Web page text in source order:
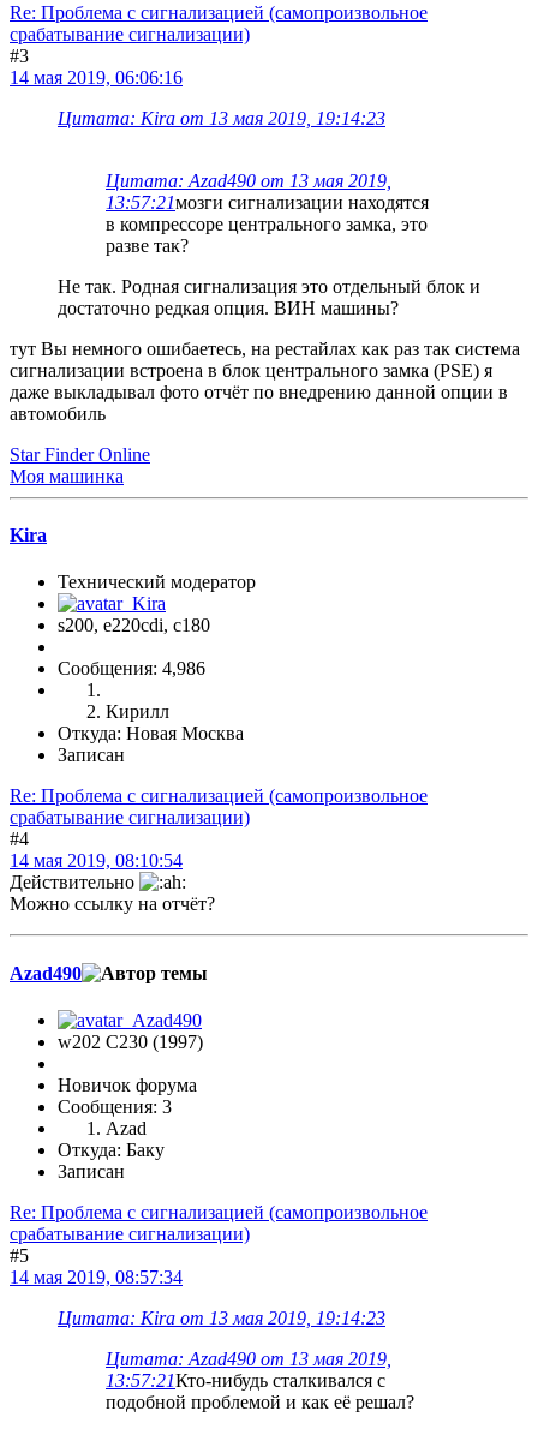
Re: Проблема с сигнализацией (самопроизвольное
срабатывание сигнализации)
#3
14 мая 2019, 06:06:16
Цитата: Kira от 13 мая 2019, 19:14:23
Цитата: Azad490 от 13 мая 2019,
13:57:21мозги сигнализации находятся
в компрессоре центрального замка, это
разве так?
Не так. Родная сигнализация это отдельный блок и
достаточно редкая опция. ВИН машины?
тут Вы немного ошибаетесь, на рестайлах как раз так система
сигнализации встроена в блок центрального замка (PSE) я
даже выкладывал фото отчёт по внедрению данной опции в
автомобиль
Star Finder Online
Моя машинка
Kira
Технический модератор
s200, е220cdi, с180
Сообщения: 4,986
Кирилл
Откуда: Новая Москва
Записан
Re: Проблема с сигнализацией (самопроизвольное
срабатывание сигнализации)
#4
14 мая 2019, 08:10:54
Действительно
Можно ссылку на отчёт?
Azad490
w202 C230 (1997)
Новичок форума
Сообщения: 3
Azad
Откуда: Баку
Записан
Re: Проблема с сигнализацией (самопроизвольное
срабатывание сигнализации)
#5
14 мая 2019, 08:57:34
Цитата: Kira от 13 мая 2019, 19:14:23
Цитата: Azad490 от 13 мая 2019,
13:57:21Кто-нибудь сталкивался с
подобной проблемой и как её решал?